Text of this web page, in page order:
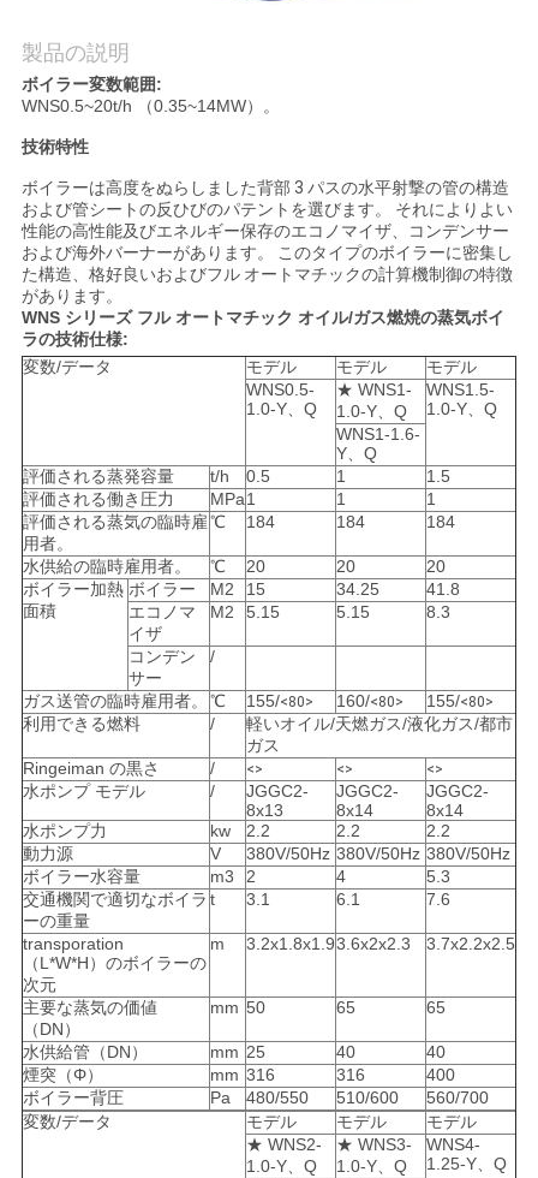
な
さ
い
ニ
ュ
ー
ス
引
用
を
要
し
な
さ
い
地
図
プ
ラ
製品の説明
ボイラー変数範囲:
WNS0.5~20t/h （0.35~14MW）。
技術特性
ボイラーは高度をぬらしました背部 3 パスの水平射撃の管の構造
および管シートの反ひびのパテントを選びます。 それによりよい
性能の高性能及びエネルギー保存のエコノマイザ、コンデンサー
および海外バーナーがあります。 このタイプのボイラーに密集し
た構造、格好良いおよびフル オートマチックの計算機制御の特徴
があります。
WNS シリーズ フル オートマチック オイル/ガス燃焼の蒸気ボイ
ラの技術仕様:
変数/データ
モデル モデル
モデル
WNS0.5-
1.0-Y、Q
★ WNS1-
1.0-Y、Q
WNS1.5-
1.0-Y、Q
WNS1-1.6-
Y、Q
評価される蒸発容量
t/h 0.5 1
1.5
評価される働き圧力
MPa1 1
1
評価される蒸気の臨時雇
用者。
℃ 184 184 184
水供給の臨時雇用者。 ℃ 20 20
20
ボイラー加熱
面積
ボイラー M2 15 34.25
41.8
エコノマ
イザ
M2 5.15 5.15 8.3
コンデン
サー
/
ガス送管の臨時雇用者。 ℃ 155/<80> 160/<80> 155/<80>
利用できる燃料 /
軽いオイル/天燃ガス/液化ガス/都市
ガス
Ringeiman の黒さ
/ <> <> <>
水ポンプ モデル /
JGGC2-
8x13
JGGC2-
8x14
JGGC2-
8x14
水ポンプ力
kw 2.2 2.2
2.2
動力源
V 380V/50Hz 380V/50Hz 380V/50Hz
ボイラー水容量
m3 2 4
5.3
交通機関で適切なボイラ
ーの重量
t 3.1 6.1 7.6
transporation
（L*W*H）のボイラーの
次元
m 3.2x1.8x1.93.6x2x2.3 3.7x2.2x2.5
主要な蒸気の価値
（DN）
mm 50 65 65
水供給管（DN） mm 25 40
40
煙突（Φ）
mm 316 316
400
ボイラー背圧
Pa 480/550 510/600
560/700
変数/データ
モデル モデル
モデル
★ WNS2-
1.0-Y、Q
★ WNS3-
1.0-Y、Q
WNS4-
1.25-Y、Q